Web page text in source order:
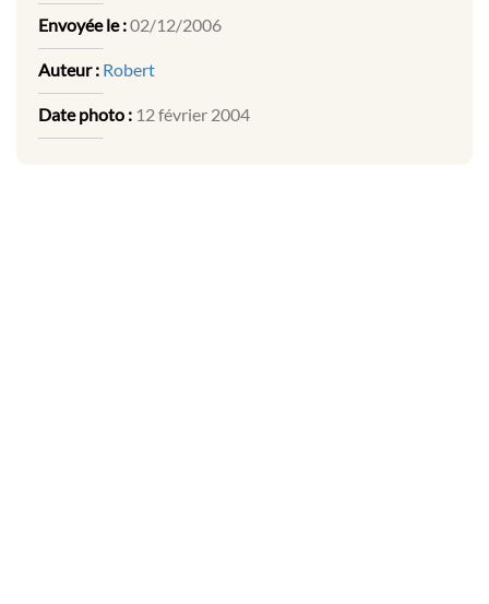
Envoyée le :02/12/2006
Auteur : Robert
Date photo : 12 février 2004